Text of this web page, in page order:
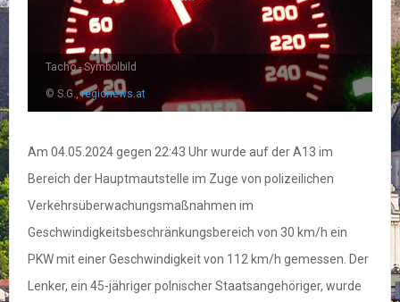
Tacho - Symbolbild
© S.G.,regionews.at
Am 04.05.2024 gegen 22:43 Uhr wurde auf der A13 im
Bereich der Hauptmautstelle im Zuge von polizeilichen
Verkehrsüberwachungsmaßnahmen im
Geschwindigkeitsbeschränkungsbereich von 30 km/h ein
PKW mit einer Geschwindigkeit von 112 km/h gemessen. Der
Lenker, ein 45-jähriger polnischer Staatsangehöriger, wurde